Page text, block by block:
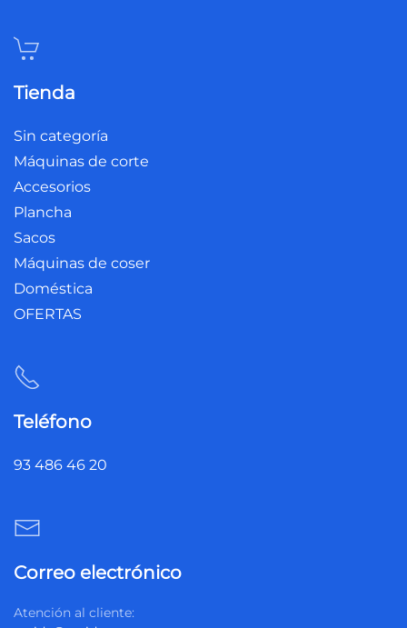
Tienda
Sin categoría
Máquinas de corte
Accesorios
Plancha
Sacos
Máquinas de coser
Doméstica
OFERTAS
Teléfono
93 486 46 20
Correo electrónico
Atención al cliente: